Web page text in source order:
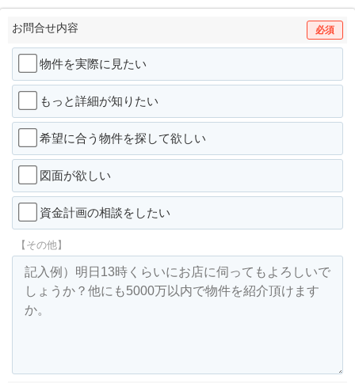
お問合せ内容 必須
物件を実際に見たい
もっと詳細が知りたい
希望に合う物件を探して欲しい
図面が欲しい
資金計画の相談をしたい
【その他】